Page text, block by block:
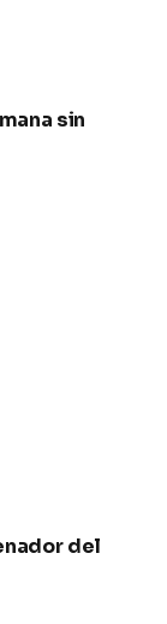
sin
del